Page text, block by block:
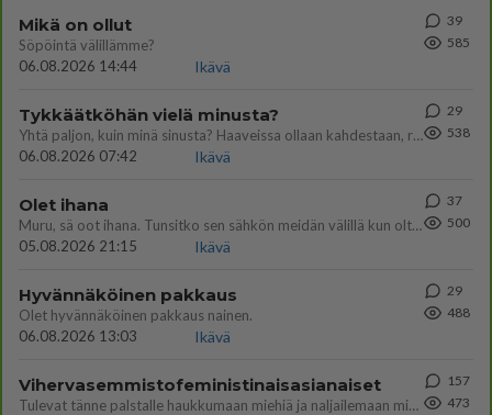
Mikä on ollut
Söpöintä välillämme?
06.08.2026 14:44
Ikävä
39
585
Tykkäätköhän vielä minusta?
Yhtä paljon, kuin minä sinusta? Haaveissa ollaan kahdestaan, rauhassa ja lähennytään fyysisesti ja tutustutaan syvemmin
06.08.2026 07:42
Ikävä
29
538
Olet ihana
Muru, sä oot ihana. Tunsitko sen sähkön meidän välillä kun oltiin ihan låhekkäin? 👩‍❤️‍👩❤️😼😘
05.08.2026 21:15
Ikävä
37
500
Hyvännäköinen pakkaus
Olet hyvännäköinen pakkaus nainen.
06.08.2026 13:03
Ikävä
29
488
Vihervasemmistofeministinaisasianaiset
Tulevat tänne palstalle haukkumaan miehiä ja naljailemaan miehelle, kehuvat olevansa heitä parempia. Itse asuvat MIEHE
157
473